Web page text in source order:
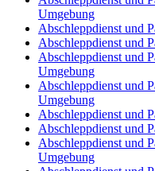
Umgebung
Abschleppdienst und
Abschleppdienst und
Abschleppdienst und
Umgebung
Abschleppdienst und
Umgebung
Abschleppdienst und
Abschleppdienst und
Abschleppdienst und
Umgebung